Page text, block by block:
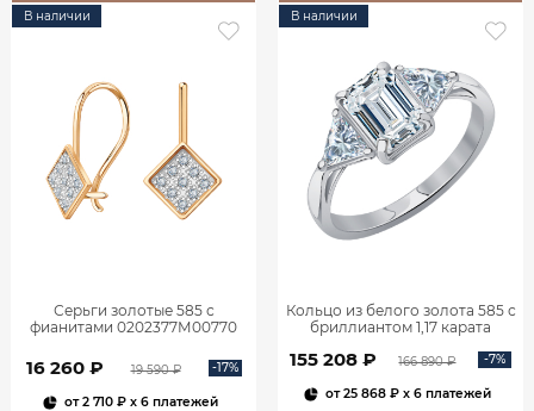
В наличии
Серьги золотые 585 с
фианитами 0202377М00770
16 260 ₽ 19 590 ₽ -17%
от2 710 ₽x 6 платежей
В наличии
Кольцо из белого золота 585 с
бриллиантом 1,17 карата
155 208 ₽ 166 890 ₽ -7%
от25 868 ₽x 6 платежей